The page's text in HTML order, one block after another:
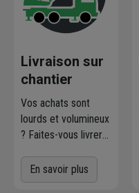
Livraison sur
chantier
Vos achats sont
lourds et volumineux
? Faites-vous livrer
voulez! L'agence
Chausson qui
En savoir plus